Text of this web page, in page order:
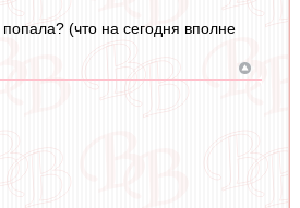
(что на сегодня вполне